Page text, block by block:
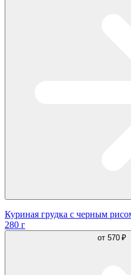
Куриная грудка с черным
280 г
от 570 ₽